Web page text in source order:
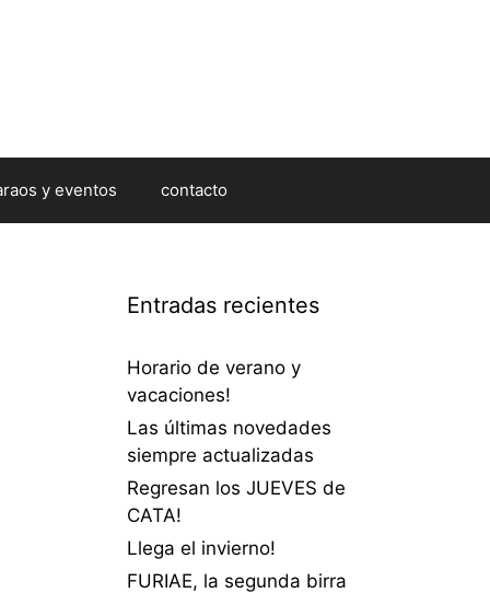
y eventos contacto
Entradas recientes
Horario de verano y
vacaciones!
Las últimas novedades
siempre actualizadas
Regresan los JUEVES de
CATA!
Llega el invierno!
FURIAE, la segunda birra